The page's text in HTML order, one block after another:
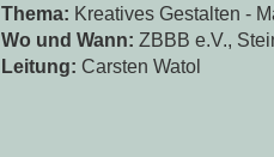
Thema: Kreatives Gestalten -
Wo und Wann: ZBBB e.V.,
Leitung: Carsten Watol